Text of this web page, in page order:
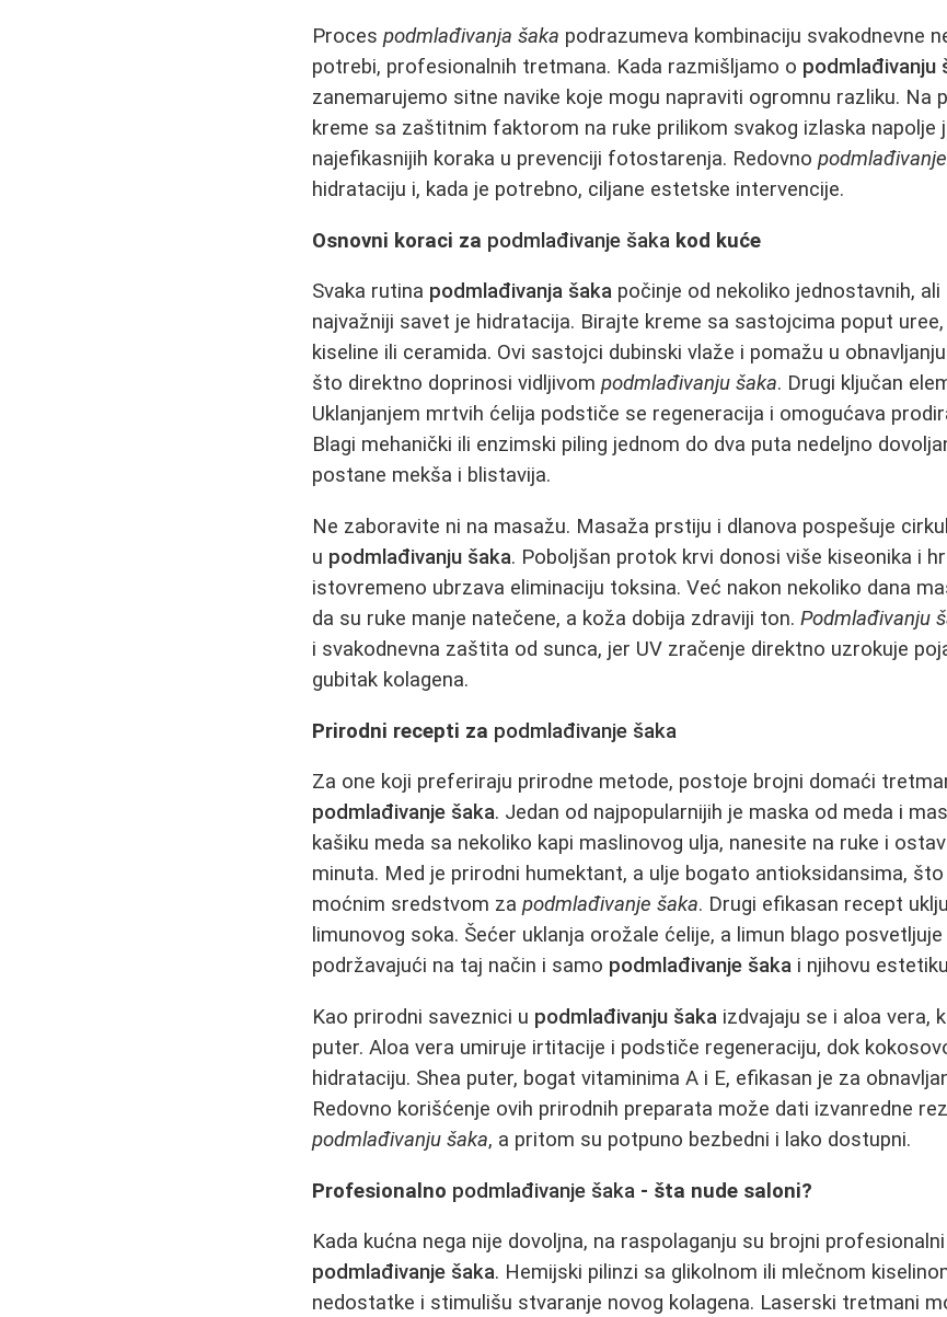
Procespodmlađivanja šaka podrazumeva kombinaciju svakodnevne
potrebi, profesionalnih tretmana. Kada razmišljamo o podmlađivanju
zanemarujemo sitne navike koje mogu napraviti ogromnu razliku. Na
kreme sa zaštitnim faktorom na ruke prilikom svakog izlaska napolje
najefikasnijih koraka u prevenciji fotostarenja. Redovno
hidrataciju i, kada je potrebno, ciljane estetske intervencije.
Osnovni koraci za podmlađivanje šaka kod kuće
Svaka rutina podmlađivanja šaka počinje od nekoliko jednostavnih,
najvažniji savet je hidratacija. Birajte kreme sa sastojcima poput
kiseline ili ceramida. Ovi sastojci dubinski vlaže i pomažu u
što direktno doprinosi vidljivompodmlađivanju šaka. Drugi ključan
Uklanjanjem mrtvih ćelija podstiče se regeneracija i omogućava
Blagi mehanički ili enzimski piling jednom do dva puta nedeljno
postane mekša i blistavija.
Ne zaboravite ni na masažu. Masaža prstiju i dlanova pospešuje
u podmlađivanju šaka. Poboljšan protok krvi donosi više kiseonika i
istovremeno ubrzava eliminaciju toksina. Već nakon nekoliko dana
da su ruke manje natečene, a koža dobija zdraviji ton.Podmlađivanju
i svakodnevna zaštita od sunca, jer UV zračenje direktno uzrokuje
gubitak kolagena.
Prirodni recepti za podmlađivanje šaka
Za one koji preferiraju prirodne metode, postoje brojni domaći
podmlađivanje šaka. Jedan od najpopularnijih je maska od meda i
kašiku meda sa nekoliko kapi maslinovog ulja, nanesite na ruke i
minuta. Med je prirodni humektant, a ulje bogato antioksidansima,
moćnim sredstvom zapodmlađivanje šaka. Drugi efikasan recept
limunovog soka. Šećer uklanja orožale ćelije, a limun blago
podržavajući na taj način i samo podmlađivanje šaka i njihovu
Kao prirodni saveznici u podmlađivanju šaka izdvajaju se i aloa vera,
puter. Aloa vera umiruje irtitacije i podstiče regeneraciju, dok
hidrataciju. Shea puter, bogat vitaminima A i E, efikasan je za
Redovno korišćenje ovih prirodnih preparata može dati izvanredne
podmlađivanju šaka, a pritom su potpuno bezbedni i lako dostupni.
Profesionalno podmlađivanje šaka - šta nude saloni?
Kada kućna nega nije dovoljna, na raspolaganju su brojni
podmlađivanje šaka. Hemijski pilinzi sa glikolnom ili mlečnom
nedostatke i stimulišu stvaranje novog kolagena. Laserski tretmani